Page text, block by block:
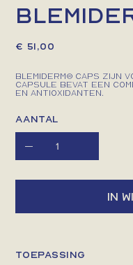
€ 51,00
blemiderm® caps zijn
capsule bevat een
en antioxidanten.
Aantal
In
Toepassing